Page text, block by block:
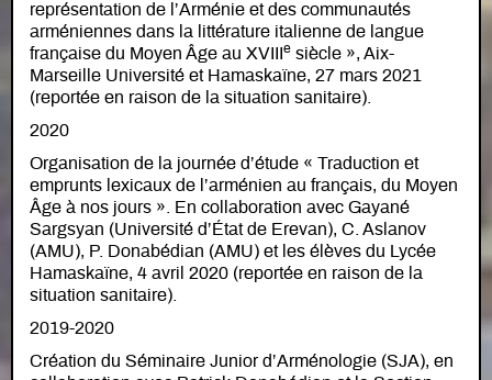
représentation de l’Arménie et des communautés
arméniennes dans la littérature italienne de langue
française du Moyen Âge au XVIII
e siècle », Aix-
Marseille Université et Hamaskaïne, 27 mars 2021
(reportée en raison de la situation sanitaire).
2020
Organisation de la journée d’étude « Traduction et
emprunts lexicaux de l’arménien au français, du Moyen
Âge à nos jours ». En collaboration avec Gayané
Sargsyan (Université d’État de Erevan), C. Aslanov
(AMU), P. Donabédian (AMU) et les élèves du Lycée
Hamaskaïne, 4 avril 2020 (reportée en raison de la
situation sanitaire).
2019-2020
Création du Séminaire Junior d’Arménologie (SJA), en